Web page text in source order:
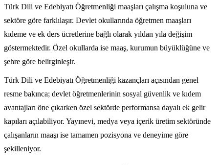
Türk Dili ve Edebiyatı Öğretmenliği maaşları çalışma koşuluna ve
sektöre göre farklılaşır. Devlet okullarında öğretmen maaşları
kıdeme ve ek ders ücretlerine bağlı olarak yıldan yıla değişim
göstermektedir. Özel okullarda ise maaş, kurumun büyüklüğüne ve
şehre göre belirginleşir.
Türk Dili ve Edebiyatı Öğretmenliği kazançları açısından genel
resme bakınca; devlet öğretmenlerinin sosyal güvenlik ve kıdem
avantajları öne çıkarken özel sektörde performansa dayalı ek gelir
kapıları açılabiliyor. Yayınevi, medya veya içerik üretim sektöründe
çalışanların maaşı ise tamamen pozisyona ve deneyime göre
şekilleniyor.